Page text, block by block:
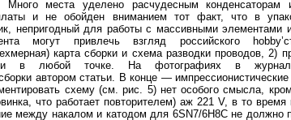
Много места уделено расчудесным конденсаторам
и не обойден вниманием тот факт, что в
непригодный для работы с массивными элементами
могут привлечь взгляд российского
карта сборки и схема разводки проводов, 2)
любой точке. На фотографиях в журнале
автором статьи. В конце —
схему (см. рис. 5) нет особого смысла,
что работает повторителем) аж 221 V, в то время
между накалом и катодом для 6SN7/6Н8С не должно